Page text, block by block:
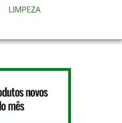
LIMPEZA